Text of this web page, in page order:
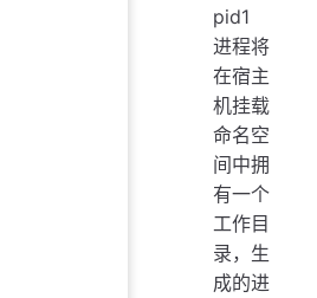
pid1
进程将
在宿主
机挂载
命名空
间中拥
有一个
工作目
录，生
成的进